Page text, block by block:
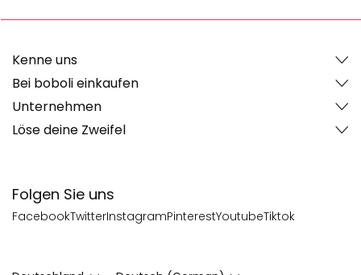
Folgen Sie uns
FacebookTwitterInstagramPinterestYoutubeTiktok
Kenne uns
Bei boboli einkaufen
Unternehmen
Löse deine Zweifel